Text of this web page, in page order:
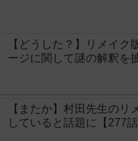
【どうした？】リメイ
ージに関して謎の解釈を
【またか】村田先生の
していると話題に【277